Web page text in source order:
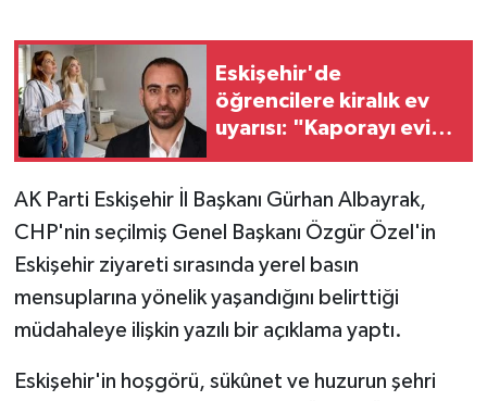
Eskişehir'de
öğrencilere kiralık ev
uyarısı: "Kaporayı evi
AK Parti Eskişehir İl Başkanı Gürhan Albayrak,
CHP'nin seçilmiş Genel Başkanı Özgür Özel'in
Eskişehir ziyareti sırasında yerel basın
mensuplarına yönelik yaşandığını belirttiği
müdahaleye ilişkin yazılı bir açıklama yaptı.
Eskişehir'in hoşgörü, sükûnet ve huzurun şehri